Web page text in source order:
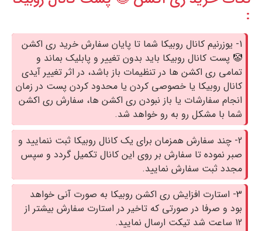
:
1- یوزرنیم کانال روبیکا شما تا پایان سفارش خرید ری اکشن
🤡 پست کانال روبیکا باید بدون تغییر و پابلیک بماند و
تمامی ری اکشن ها در تنظیمات باز باشد، در اثر تغییر آیدی
کانال روبیکا یا خصوصی کردن یا محدود کردن پست در زمان
انجام سفارشات یا باز نبودن ری اکشن ها، سفارش ری اکشن
شما با مشکل رو به رو خواهد شد.
2- چند سفارش همزمان برای یک کانال روبیکا ثبت ننمایید و
صبر نموده تا سفارش بر روی این کانال تکمیل گردد و سپس
مجدد ثبت سفارش نمایید.
3- استارت افزایش ری اکشن روبیکا به صورت آنی خواهد
بود و صرفا در صورتی که تاخیر در استارت سفارش بیشتر از
12 ساعت شد تیکت ارسال نمایید.